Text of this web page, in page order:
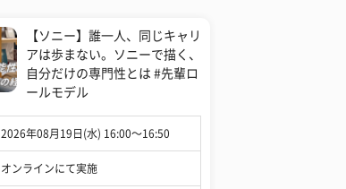
【ソニー】誰一人、同じキャリ
アは歩まない。ソニーで描く、
自分だけの専門性とは #先輩ロ
ールモデル
2026年08月19日(水) 16:00〜16:50
オンラインにて実施